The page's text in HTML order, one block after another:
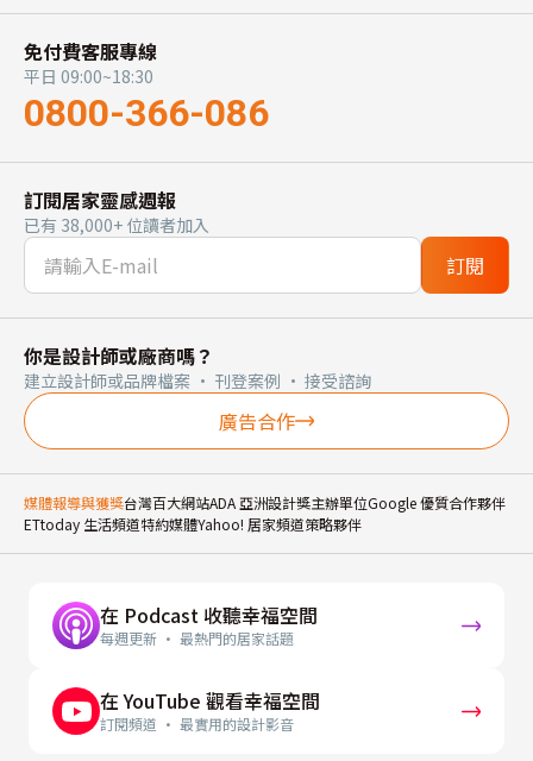
免付費客服專線
平日 09:00~18:30
0800-366-086
訂閱居家靈感週報
已有 38,000+ 位讀者加入
訂閱
你是設計師或廠商嗎？
建立設計師或品牌檔案 · 刊登案例 · 接受諮詢
廣告合作
媒體報導與獲獎台灣百大網站ADA 亞洲設計獎主辦單位Google 優質合作夥伴
ETtoday 生活頻道特約媒體Yahoo! 居家頻道策略夥伴
在 Podcast 收聽幸福空間
每週更新 · 最熱門的居家話題
在 YouTube 觀看幸福空間
訂閱頻道 · 最實用的設計影音